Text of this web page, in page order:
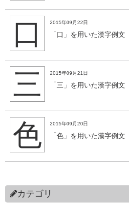
口 2015年09月22日
「口」を用いた漢字例文
三 2015年09月21日
「三」を用いた漢字例文
色 2015年09月20日
「色」を用いた漢字例文
カテゴリ